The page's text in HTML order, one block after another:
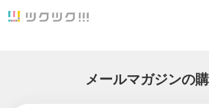
メールマガジンの